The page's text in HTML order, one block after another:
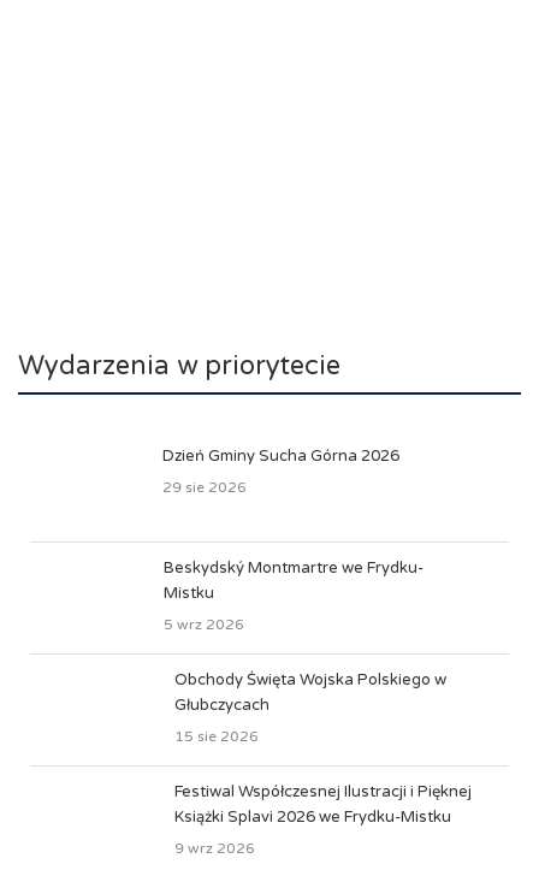
Wydarzenia w priorytecie
Dzień Gminy Sucha Górna 2026
29 sie 2026
Beskydský Montmartre we Frydku-
Mistku
5 wrz 2026
Obchody Święta Wojska Polskiego w
Głubczycach
15 sie 2026
Festiwal Współczesnej Ilustracji i Pięknej
Książki Splavi 2026 we Frydku-Mistku
9 wrz 2026